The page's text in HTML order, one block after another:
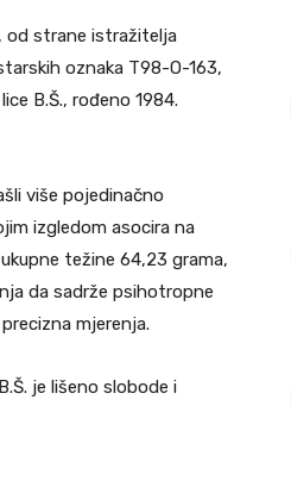
od strane istražitelja
oznaka T98-O-163,
B.Š., rođeno 1984.
više pojedinačno
izgledom asocira na
težine 64,23 grama,
da sadrže psihotropne
mjerenja.
je lišeno slobode i